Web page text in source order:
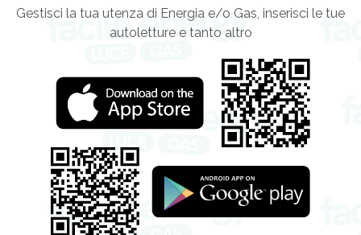
Gestisci la tua utenza di Energia e/o Gas, inserisci le tue
autoletture e tanto altro